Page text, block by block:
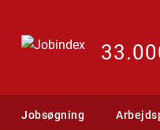
Jobsøgning